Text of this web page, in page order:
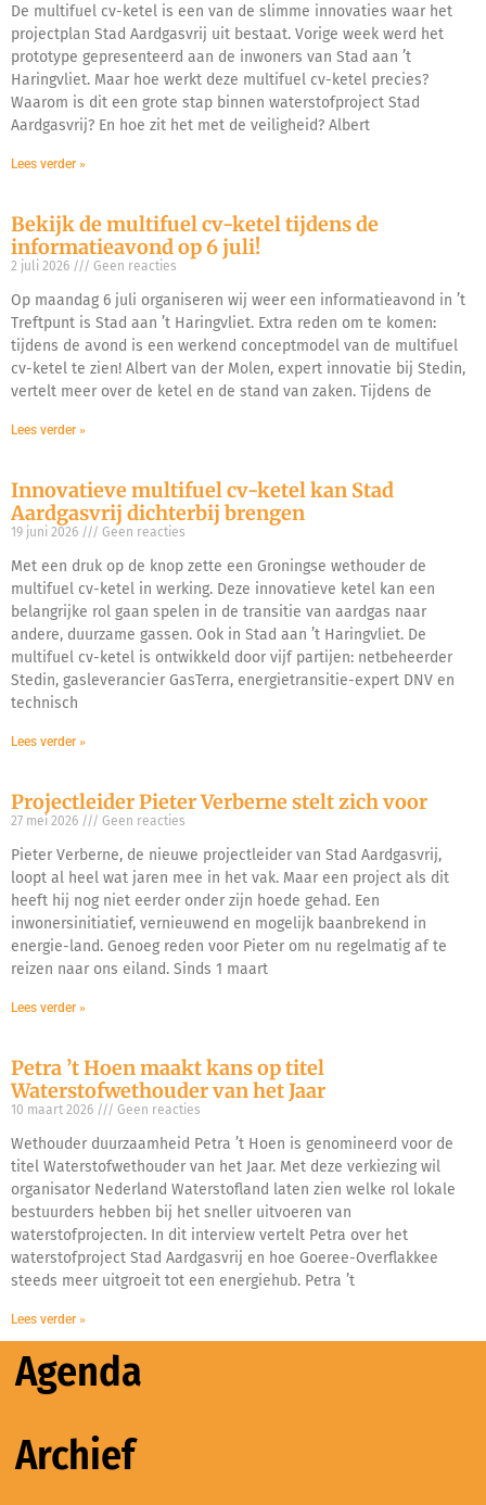
De multifuel cv-ketel is een van de slimme innovaties waar het
projectplan Stad Aardgasvrij uit bestaat. Vorige week werd het
prototype gepresenteerd aan de inwoners van Stad aan ’t
Haringvliet. Maar hoe werkt deze multifuel cv-ketel precies?
Waarom is dit een grote stap binnen waterstofproject Stad
Aardgasvrij? En hoe zit het met de veiligheid? Albert
Lees verder »
Bekijk de multifuel cv-ketel tijdens de
informatieavond op 6 juli!
2 juli 2026 Geen reacties
Op maandag 6 juli organiseren wij weer een informatieavond in ’t
Treftpunt is Stad aan ’t Haringvliet. Extra reden om te komen:
tijdens de avond is een werkend conceptmodel van de multifuel
cv-ketel te zien! Albert van der Molen, expert innovatie bij Stedin,
vertelt meer over de ketel en de stand van zaken. Tijdens de
Lees verder »
Innovatieve multifuel cv-ketel kan Stad
Aardgasvrij dichterbij brengen
19 juni 2026 Geen reacties
Met een druk op de knop zette een Groningse wethouder de
multifuel cv-ketel in werking. Deze innovatieve ketel kan een
belangrijke rol gaan spelen in de transitie van aardgas naar
andere, duurzame gassen. Ook in Stad aan ’t Haringvliet. De
multifuel cv-ketel is ontwikkeld door vijf partijen: netbeheerder
Stedin, gasleverancier GasTerra, energietransitie-expert DNV en
technisch
Lees verder »
Projectleider Pieter Verberne stelt zich voor
27 mei 2026 Geen reacties
Pieter Verberne, de nieuwe projectleider van Stad Aardgasvrij,
loopt al heel wat jaren mee in het vak. Maar een project als dit
heeft hij nog niet eerder onder zijn hoede gehad. Een
inwonersinitiatief, vernieuwend en mogelijk baanbrekend in
energie-land. Genoeg reden voor Pieter om nu regelmatig af te
reizen naar ons eiland. Sinds 1 maart
Lees verder »
Petra ’t Hoen maakt kans op titel
Waterstofwethouder van het Jaar
10 maart 2026 Geen reacties
Wethouder duurzaamheid Petra ’t Hoen is genomineerd voor de
titel Waterstofwethouder van het Jaar. Met deze verkiezing wil
organisator Nederland Waterstofland laten zien welke rol lokale
bestuurders hebben bij het sneller uitvoeren van
waterstofprojecten. In dit interview vertelt Petra over het
waterstofproject Stad Aardgasvrij en hoe Goeree-Overflakkee
steeds meer uitgroeit tot een energiehub. Petra ’t
Lees verder »
Agenda
Archief